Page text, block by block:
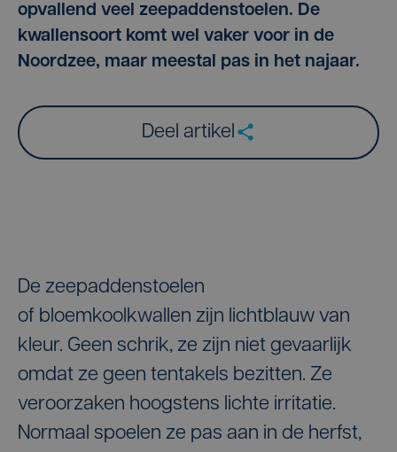
opvallend veel zeepaddenstoelen. De
kwallensoort komt wel vaker voor in de
Noordzee, maar meestal pas in het najaar.
Deel artikel
De zeepaddenstoelen
of bloemkoolkwallen zijn lichtblauw van
kleur. Geen schrik, ze zijn niet gevaarlijk
omdat ze geen tentakels bezitten. Ze
veroorzaken hoogstens lichte irritatie.
Normaal spoelen ze pas aan in de herfst,